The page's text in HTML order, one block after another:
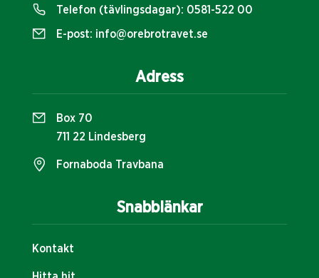
Snabblänkar
Kontakt
Telefon (tävlingsdagar): 0581-522 00
E-post: info@orebrotravet.se
Adress
Box 70
711 22 Lindesberg
Fornaboda Travbana